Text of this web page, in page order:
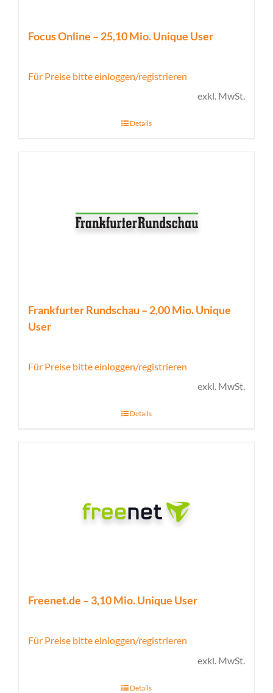
Focus Online – 25,10 Mio. Unique User
Für Preise bitte einloggen/registrieren
exkl. MwSt.
Details
Frankfurter Rundschau – 2,00 Mio. Unique
User
Für Preise bitte einloggen/registrieren
exkl. MwSt.
Details
Freenet.de – 3,10 Mio. Unique User
Für Preise bitte einloggen/registrieren
exkl. MwSt.
Details